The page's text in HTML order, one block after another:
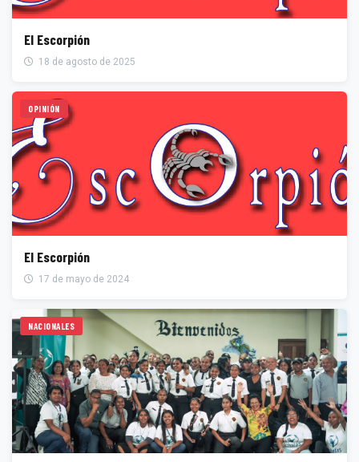
El Escorpión
18 de agosto de 2025
OPINIÓN
El Escorpión
17 de mayo de 2024
NACIONALES